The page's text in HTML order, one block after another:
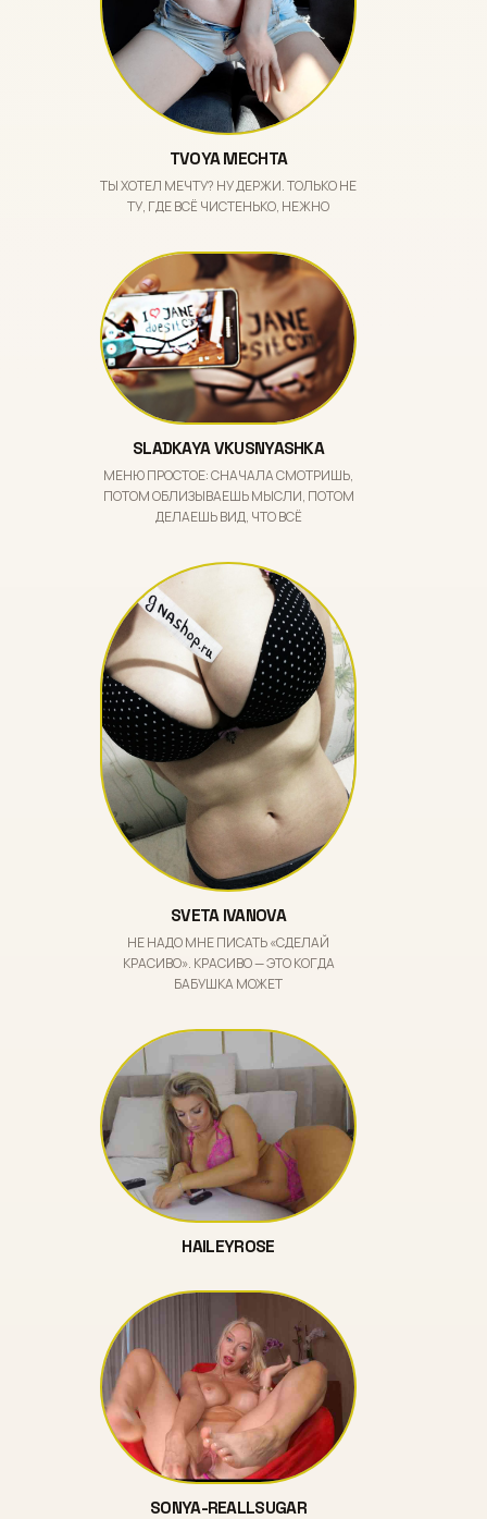
TVOYA MECHTA
ТЫ ХОТЕЛ МЕЧТУ? НУ ДЕРЖИ. ТОЛЬКО НЕ
ТУ, ГДЕ ВСЁ ЧИСТЕНЬКО, НЕЖНО
SLADKAYA VKUSNYASHKA
МЕНЮ ПРОСТОЕ: СНАЧАЛА СМОТРИШЬ,
ПОТОМ ОБЛИЗЫВАЕШЬ МЫСЛИ, ПОТОМ
ДЕЛАЕШЬ ВИД, ЧТО ВСЁ
SVETA IVANOVA
НЕ НАДО МНЕ ПИСАТЬ «СДЕЛАЙ
КРАСИВО». КРАСИВО — ЭТО КОГДА
БАБУШКА МОЖЕТ
HAILEYROSE
SONYA-REALLSUGAR